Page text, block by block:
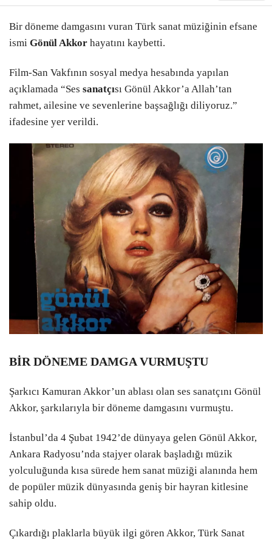
Bir döneme damgasını vuran Türk sanat müziğinin efsane
ismi Gönül Akkor hayatını kaybetti.
Film-San Vakfının sosyal medya hesabında yapılan
açıklamada “Ses sanatçısı Gönül Akkor’a Allah’tan
rahmet, ailesine ve sevenlerine başsağlığı diliyoruz.”
ifadesine yer verildi.
BİR DÖNEME DAMGA VURMUŞTU
Şarkıcı Kamuran Akkor’un ablası olan ses sanatçını Gönül
Akkor, şarkılarıyla bir döneme damgasını vurmuştu.
İstanbul’da 4 Şubat 1942’de dünyaya gelen Gönül Akkor,
Ankara Radyosu’nda stajyer olarak başladığı müzik
yolculuğunda kısa sürede hem sanat müziği alanında hem
de popüler müzik dünyasında geniş bir hayran kitlesine
sahip oldu.
Çıkardığı plaklarla büyük ilgi gören Akkor, Türk Sanat